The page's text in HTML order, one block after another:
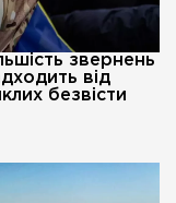
звернень
від
безвісти